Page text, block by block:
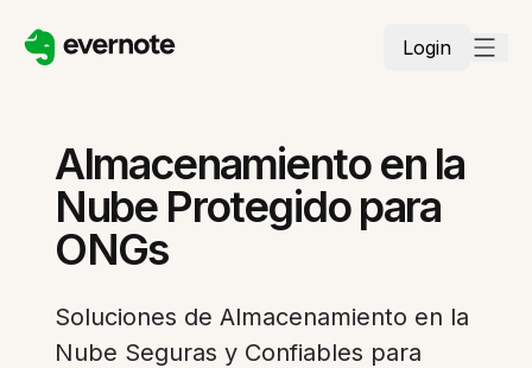
Login
Almacenamiento en la
Nube Protegido para
ONGs
Soluciones de Almacenamiento en la
Nube Seguras y Confiables para